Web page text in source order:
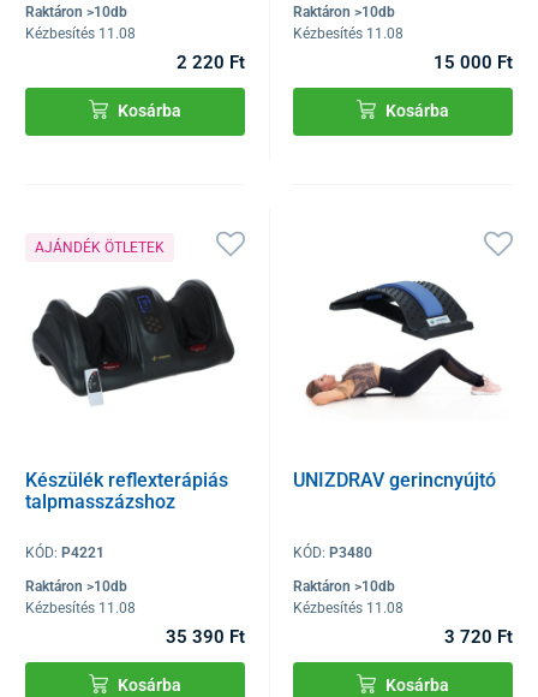
Raktáron >10db
Kézbesítés 11.08
2 220 Ft
Kosárba
Raktáron >10db
Kézbesítés 11.08
15 000 Ft
Kosárba
AJÁNDÉK ÖTLETEK
Készülék reflexterápiás
talpmasszázshoz
KÓD: P4221
Raktáron >10db
Kézbesítés 11.08
35 390 Ft
Kosárba
UNIZDRAV gerincnyújtó
KÓD:P3480
Raktáron >10db
Kézbesítés 11.08
3 720 Ft
Kosárba